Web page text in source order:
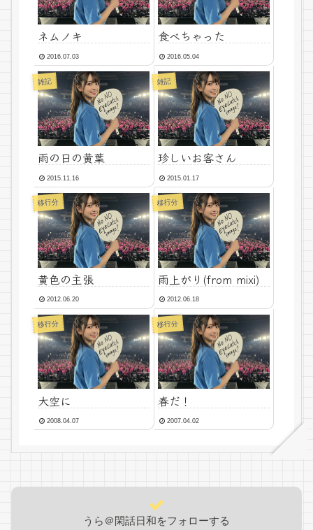
ネムノキ
2016.07.03
食べちゃった
2016.05.04
雑記
雨の日の黄葉
2015.11.16
雑記
珍しいお客さん
2015.01.17
移行分
黄色の主張
2012.06.20
移行分
雨上がり(from mixi)
2012.06.18
移行分
大空に
2008.04.07
移行分
春だ！
2007.04.02
うら＠閑話日和をフォローする